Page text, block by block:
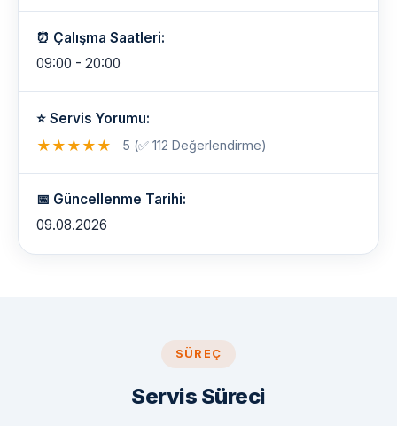
⏰ Çalışma Saatleri:
09:00 - 20:00
⭐ Servis Yorumu:
★ ★ ★ ★ ★ 5 (✅ 112 Değerlendirme)
📅 Güncellenme Tarihi:
09.08.2026
SÜREÇ
Servis Süreci